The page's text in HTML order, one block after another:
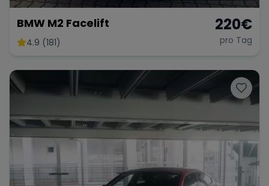
BMW M2 Facelift
4.9 (181)
220€
pro Tag